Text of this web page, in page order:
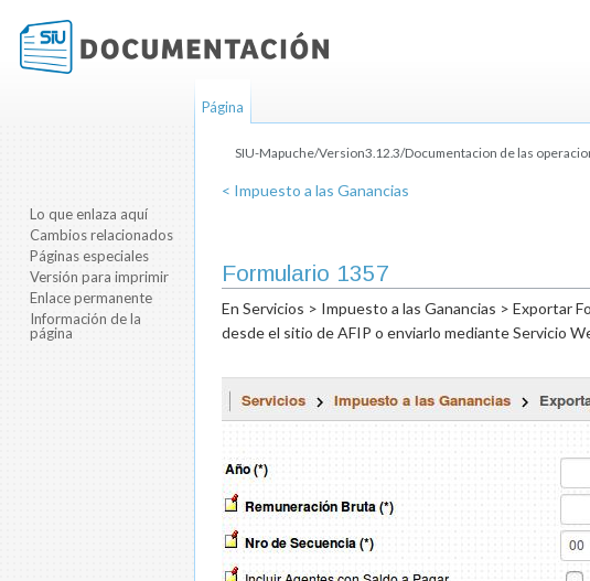
SIU-Mapuche/Version3.12.3/Documentacion de las
< Impuesto a las Ganancias
Formulario 1357
En Servicios > Impuesto a las Ganancias > Exportar
desde el sitio de AFIP o enviarlo mediante Servicio
Página
Lo que enlaza aquí
Cambios relacionados
Páginas especiales
Versión para imprimir
Enlace permanente
Información de la
página